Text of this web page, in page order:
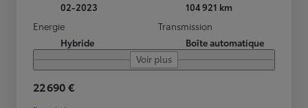
02-2023
104 921 km
Energie
Hybride
Transmission
Boîte automatique
Voir plus
22 690 €